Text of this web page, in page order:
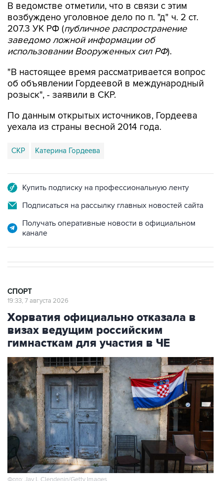
В ведомстве отметили, что в связи с этим
возбуждено уголовное дело по п. "д" ч. 2 ст.
207.3 УК РФ (публичное распространение
заведомо ложной информации об
использовании Вооруженных сил РФ).
"В настоящее время рассматривается вопрос
об объявлении Гордеевой в международный
розыск", - заявили в СКР.
По данным открытых источников, Гордеева
уехала из страны весной 2014 года.
СКР Катерина Гордеева
Купить подписку на профессиональную ленту
Подписаться на рассылку главных новостей сайта
Получать оперативные новости в официальном
канале
СПОРТ
19:33, 7 августа 2026
Хорватия официально отказала в
визах ведущим российским
гимнасткам для участия в ЧЕ